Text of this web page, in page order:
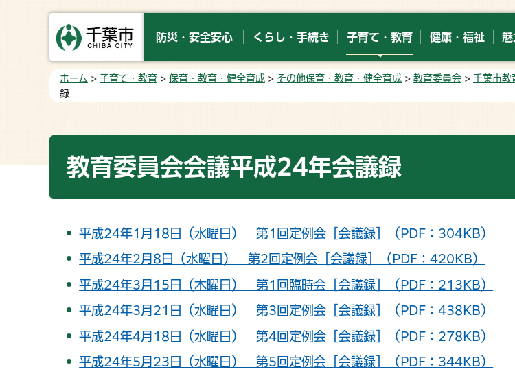
防災・安全安心 くらし・手続き 子育て・教育 健康・福祉 魅
ホーム > 子育て・教育 > 保育・教育・健全育成 > その他保育・教育・健全育成 > 教育委員会 > 千葉市教
録
教育委員会会議平成24年会議録
平成24年1月18日（水曜日） 第1回定例会［会議録］（PDF：304KB）
平成24年2月8日（水曜日） 第2回定例会［会議録］（PDF：420KB）
平成24年3月15日（木曜日） 第1回臨時会［会議録］（PDF：213KB）
平成24年3月21日（水曜日） 第3回定例会［会議録］（PDF：438KB）
平成24年4月18日（水曜日） 第4回定例会［会議録］（PDF：278KB）
平成24年5月23日（水曜日） 第5回定例会［会議録］（PDF：344KB）